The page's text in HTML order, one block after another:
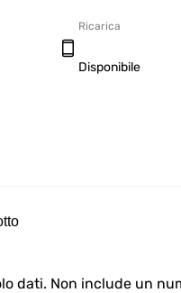
Ricarica
Disponibile
dati. Non include un